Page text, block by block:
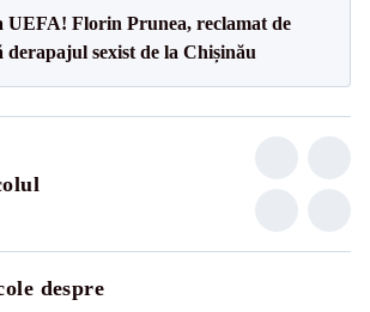
UEFA! Florin Prunea, reclamat de
derapajul sexist de la Chișinău
despre